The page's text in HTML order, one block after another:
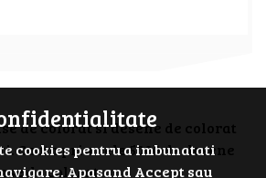
de colorat si desene de colorat
Cauta prin cele 5000 de desene
de colorat.
cookies pentru a imbunatati
Apasand Accept sau